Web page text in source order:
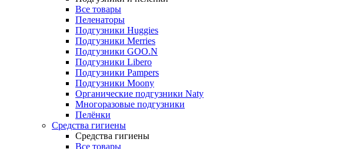
Все товары
Пеленаторы
Подгузники Huggies
Подгузники Merries
Подгузники GOO.N
Подгузники Libero
Подгузники Pampers
Подгузники Moony
Органические подгузники Naty
Многоразовые подгузники
Пелёнки
Средства гигиены
Средства гигиены
Все товары